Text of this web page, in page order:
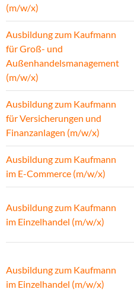
(m/w/x)
Ausbildung zum Kaufmann
für Groß- und
Außenhandelsmanagement
(m/w/x)
Ausbildung zum Kaufmann
für Versicherungen und
Finanzanlagen (m/w/x)
Ausbildung zum Kaufmann
im E-Commerce (m/w/x)
Ausbildung zum Kaufmann
im Einzelhandel (m/w/x)
Ausbildung zum Kaufmann
im Einzelhandel (m/w/x)